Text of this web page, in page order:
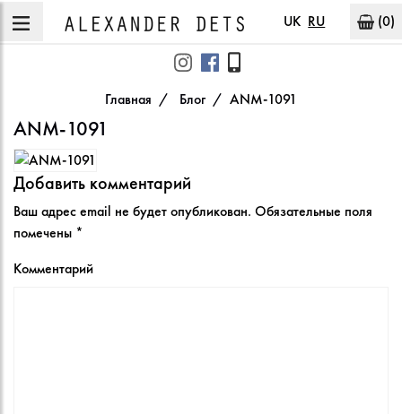
UK RU (0)
Главная Блог ANM-1091
ANM-1091
Добавить комментарий
Ваш адрес email не будет опубликован. Обязательные поля
помечены *
Комментарий